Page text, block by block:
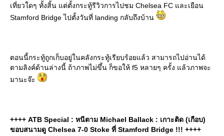
เที่ยวใดๆ ทั้งสิ้น แต่ตั้งกระทู้รีวิวการไปชม Chelsea FC และเยือน
Stamford Bridge ไปตั้งวันที่ landing กลับถึงบ้าน
ตอนนี้กระทู้ถูกเก็บอยู่ในคลังกระทู้เรียบร้อยแล้ว สามารถไปอ่านได้
ตามลิงค์ด้านล่างนี้ ถ้าภาพไม่ขึ้น ก็ขอให้ f5 หลายๆ ครั้ง แล้วภาพจะ
มานะจ๊ะ
++++ ATB Special : หนีตาม Michael Ballack : เกาะติด (เกือบ)
ขอบสนามดู Chelsea 7-0 Stoke ที่ Stamford Bridge !!! ++++